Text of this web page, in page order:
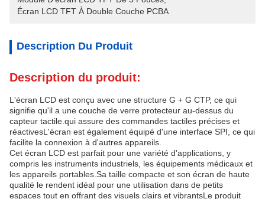
Écran LCD TFT À Double Couche PCBA
Description Du Produit
Description du produit:
L'écran LCD est conçu avec une structure G + G CTP, ce qui
signifie qu'il a une couche de verre protecteur au-dessus du
capteur tactile.qui assure des commandes tactiles précises et
réactivesL'écran est également équipé d'une interface SPI, ce qui
facilite la connexion à d'autres appareils.
Cet écran LCD est parfait pour une variété d'applications, y
compris les instruments industriels, les équipements médicaux et
les appareils portables.Sa taille compacte et son écran de haute
qualité le rendent idéal pour une utilisation dans de petits
espaces tout en offrant des visuels clairs et vibrantsLe produit